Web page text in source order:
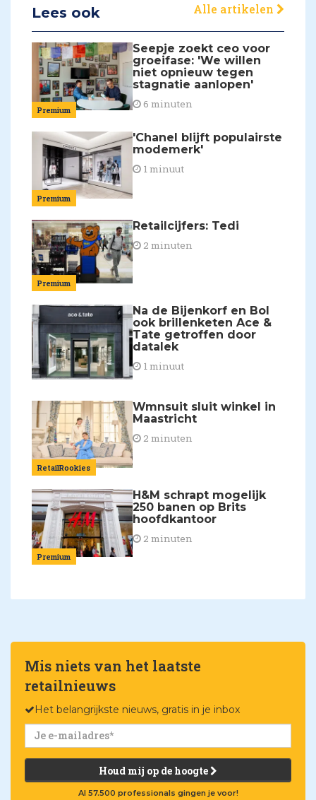
Lees ook Alle artikelen
Premium
Seepje zoekt ceo voor
groeifase: 'We willen
niet opnieuw tegen
stagnatie aanlopen'
6 minuten
Premium
'Chanel blijft populairste
modemerk'
1 minuut
Premium
Retailcijfers: Tedi
2 minuten
Na de Bijenkorf en Bol
ook brillenketen Ace &
Tate getroffen door
datalek
1 minuut
RetailRookies
Wmnsuit sluit winkel in
Maastricht
2 minuten
Premium
H&M schrapt mogelijk
250 banen op Brits
hoofdkantoor
2 minuten
Mis niets van het laatste
retailnieuws
Het belangrijkste nieuws, gratis in je inbox
Houd mij op de hoogte
Al 57.500 professionals gingen je voor!